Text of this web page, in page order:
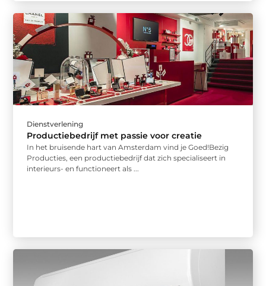
Dienstverlening
Productiebedrijf met passie voor creatie
In het bruisende hart van Amsterdam vind je Goed!Bezig
Producties, een productiebedrijf dat zich specialiseert in
interieurs- en functioneert als ...